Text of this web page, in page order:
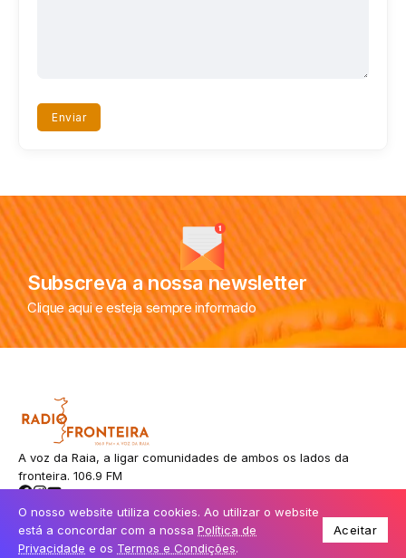
Enviar
Subscreva a nossa newsletter
Clique aqui e esteja sempre informado
A voz da Raia, a ligar comunidades de ambos os lados da
fronteira. 106.9 FM
© Todos os direitos reservados.
O nosso website utiliza cookies. Ao utilizar o website
está a concordar com a nossa Política de
Privacidade e os Termos e Condições.
Aceitar